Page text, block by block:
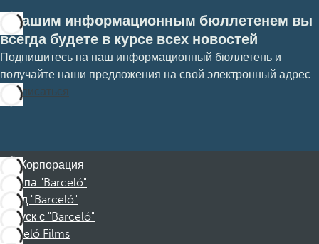
С нашим информационным бюллетенем вы
всегда будете в курсе всех новостей
Подпишитесь на наш информационный бюллетень и
получайте наши предложения на свой электронный адрес
Подписаться
Корпорация
Группа "Barceló"
Фонд "Barceló"
Отпуск с "Barceló"
Barceló Films